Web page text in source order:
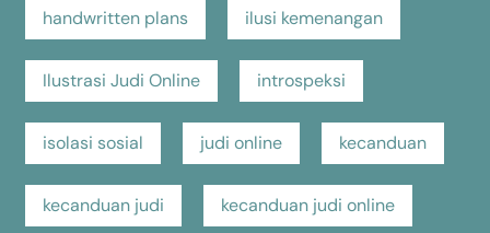
handwritten plans ilusi kemenangan
Ilustrasi Judi Online introspeksi
isolasi sosial judi online kecanduan
kecanduan judi kecanduan judi online